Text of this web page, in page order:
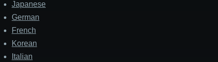
Japanese
German
French
Korean
Italian